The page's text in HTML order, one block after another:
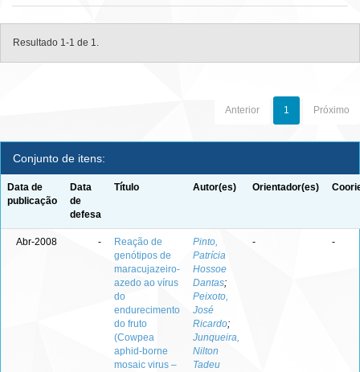
Resultado 1-1 de 1.
Anterior 1 Próximo
Conjunto de itens:
Data de
publicação
Data
de
defesa
Título Autor(es) Orientador(es)
Abr-2008 -
Reação de
genótipos de
maracujazeiro-
azedo ao vírus
do
endurecimento
do fruto
(Cowpea
aphid-borne
mosaic virus –
Pinto,
Patrícia
Hossoe
Dantas;
Peixoto,
José
Ricardo;
Junqueira,
Nilton
Tadeu
- -